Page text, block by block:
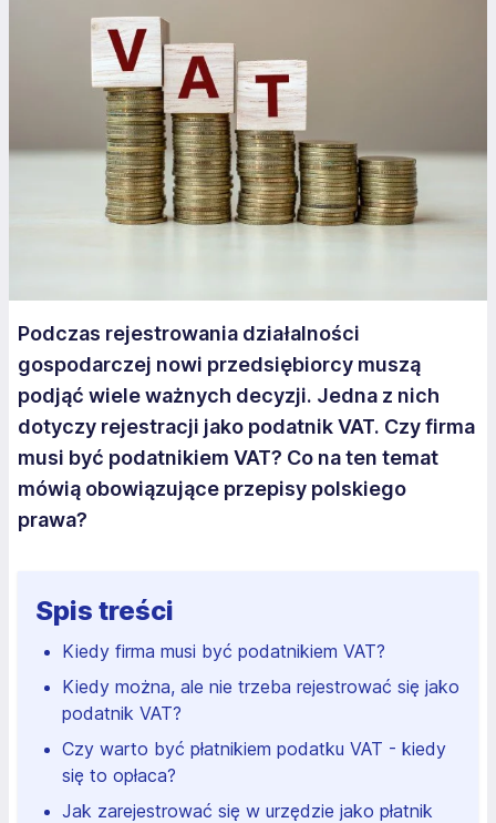
Podczas rejestrowania działalności
gospodarczej nowi przedsiębiorcy muszą
podjąć wiele ważnych decyzji. Jedna z nich
dotyczy rejestracji jako podatnik VAT. Czy firma
musi być podatnikiem VAT? Co na ten temat
mówią obowiązujące przepisy polskiego
prawa?
Spis treści
Kiedy firma musi być podatnikiem VAT?
Kiedy można, ale nie trzeba rejestrować się jako
podatnik VAT?
Czy warto być płatnikiem podatku VAT - kiedy
się to opłaca?
Jak zarejestrować się w urzędzie jako płatnik